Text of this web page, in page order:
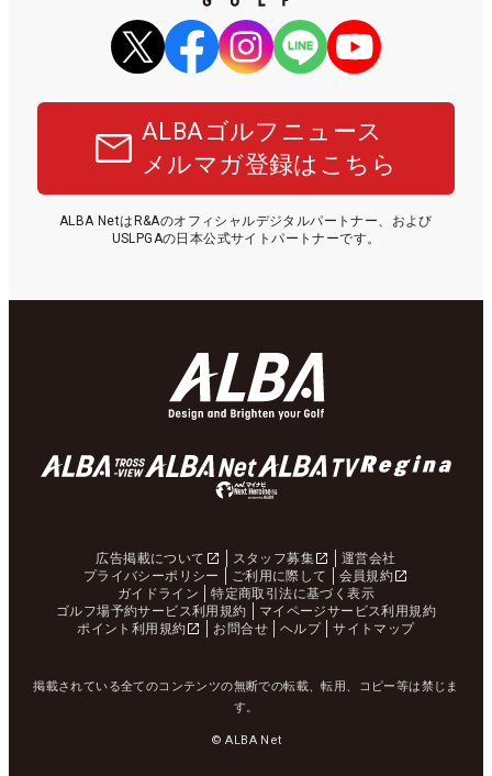
ALBAゴルフニュース
メルマガ登録はこちら
ALBA NetはR&Aのオフィシャルデジタルパートナー、および
USLPGAの日本公式サイトパートナーです。
広告掲載について スタッフ募集
運営会社
プライバシーポリシー
ご利用に際して
会員規約
ガイドライン
特定商取引法に基づく表示
ゴルフ場予約サービス利用規約
マイページサービス利用規約
ポイント利用規約
お問合せ ヘルプ サイトマップ
掲載されている全てのコンテンツの無断での転載、転用、コピー等は禁じま
す。
© ALBA Net